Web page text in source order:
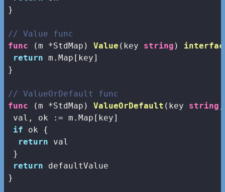
}
// Value func
func
(m *StdMap) Value (key string )
return m.Map[key]
}
// ValueOrDefault func
func
(m *StdMap) ValueOrDefault (key string
val, ok := m.Map[key]
if ok {
return val
}
return defaultValue
}